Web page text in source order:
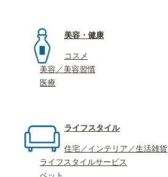
美容・健康
コスメ
美容／美容習慣
医療
ライフスタイル
住宅／インテリア／生活雑貨
ライフスタイルサービス